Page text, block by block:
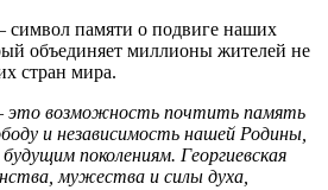
символ памяти о подвиге наших
объединяет миллионы жителей не
стран мира.
это возможность почтить память
и независимость нашей Родины,
поколениям. Георгиевская
мужества и силы духа,